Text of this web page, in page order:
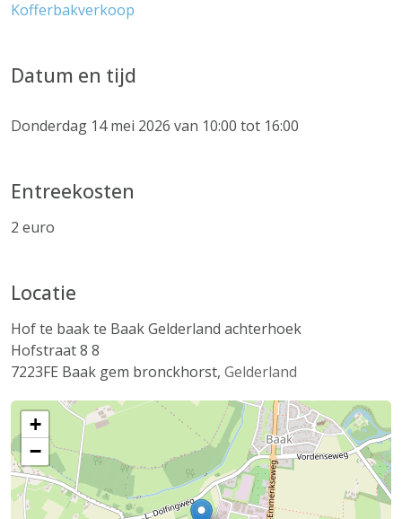
Kofferbakverkoop
Datum en tijd
Donderdag 14 mei 2026 van 10:00 tot 16:00
Entreekosten
2 euro
Locatie
Hof te baak te Baak Gelderland achterhoek
Hofstraat 8 8
7223FE Baak gem bronckhorst, Gelderland
+
−